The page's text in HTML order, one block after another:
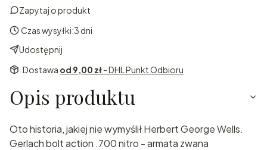
Zapytaj o produkt
Czas wysyłki:3 dni
Udostępnij
Dostawa od 9,00 zł- DHL Punkt Odbioru
Opis produktu
Oto historia, jakiej nie wymyślił Herbert George Wells.
Gerlach bolt action .700 nitro - armata zwana